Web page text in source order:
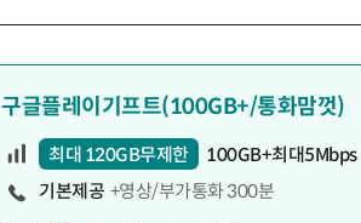
구글플레이기프트(100GB+/통화맘껏)
최대 120GB무제한 100GB+최대5Mbps
기본제공 +영상/부가통화 300분